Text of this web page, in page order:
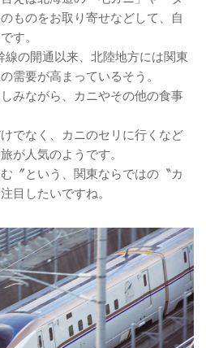
ものをお取り寄せなどして、自
す。
の開通以来、北陸地方には関東
需要が高まっているそう。
みながら、カニやその他の食事
でなく、カニのセリに行くなど
が人気のようです。
〞という、関東ならではの〝カ
目したいですね。